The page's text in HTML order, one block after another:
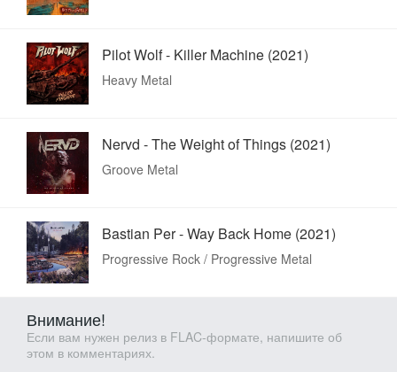
Pilot Wolf - Killer Machine (2021)
Heavy Metal
Nervd - The Weight of Things (2021)
Groove Metal
Bastian Per - Way Back Home (2021)
Progressive Rock / Progressive Metal
Внимание!
Если вам нужен релиз в FLAC-формате, напишите об
этом в комментариях.